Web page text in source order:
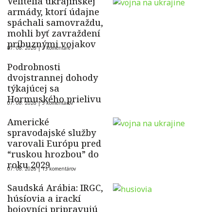
armády, ktorí údajne
spáchali samovraždu,
mohli byť zavraždení
príbuznými vojakov
07. 08. 2026 |3 komentáre
Podrobnosti
dvojstrannej dohody
týkajúcej sa
Hormuského prielivu
07. 08. 2026 |5 komentárov
Americké
spravodajské služby
varovali Európu pred
“ruskou hrozbou” do
roku 2029
07. 08. 2026 |13 komentárov
Saudská Arábia: IRGC,
húsíovia a irackí
bojovníci pripravujú